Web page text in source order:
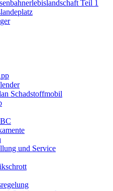
Teil 1
Schadstoffmobil
und Service